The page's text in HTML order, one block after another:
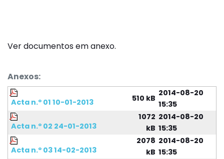
Ver documentos em anexo.
Anexos:
Acta n.º 01 10-01-2013 510 kB
2014-08-20
15:35
Acta n.º 02 24-01-2013
1072
kB
2014-08-20
15:35
Acta n.º 03 14-02-2013
2078
kB
2014-08-20
15:35